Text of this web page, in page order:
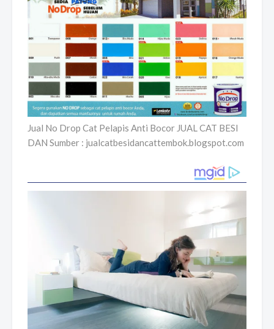
Jual No Drop Cat Pelapis Anti Bocor JUAL CAT BESI
DAN Sumber : jualcatbesidancattembok.blogspot.com